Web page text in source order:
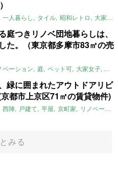
一人暮らし タイル 昭和レトロ 大家女子
庭つきリノベ団地暮らしは、
た。（東京都多摩市83㎡の売
ベーション 庭 ペット可 大家女子 団
緑に囲まれたアウトドアリビ
都市上京区71㎡の賃貸物件)
西陣 戸建て 平屋 京町家 リノベーション
みる